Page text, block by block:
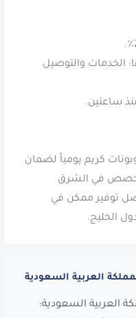
الخدمات والتوصيل
كريم يومياً لضمان
المتخصص في الشرق
توفير ممكن في
الخليج.
العربية السعودية
العربية السعودية: